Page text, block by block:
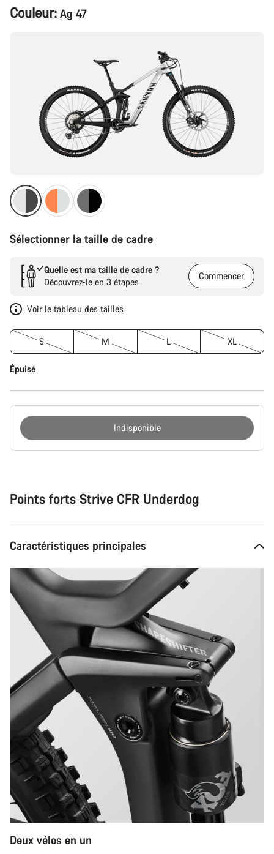
Tuotekonfiguraatio
Couleur: Ag 47
Sélectionner la taille de cadre
Quelle est ma taille de cadre ?
Découvrez-le en 3 étapes
Commencer
Voir le tableau des tailles
S M L XL
Épuisé
Indisponible
Points forts Strive CFR Underdog
Caractéristiques principales
Deux vélos en un